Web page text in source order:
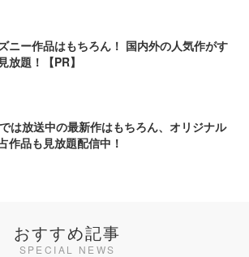
ニー作品はもちろん！ 国内外の人気作がす
放題！【PR】
は放送中の最新作はもちろん、オリジナル
作品も見放題配信中！
おすすめ記事
SPECIAL NEWS